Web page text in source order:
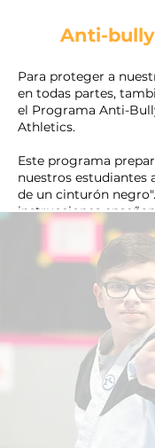
Anti-
Para proteger a
en todas partes,
el Programa Anti-
Athletics.
Este programa
nuestros estudiantes
de un cinturón
instrucciones
efectiva a nuestros
prepararse y manejar
verbal de un
identificar estas
ser resilientes frente